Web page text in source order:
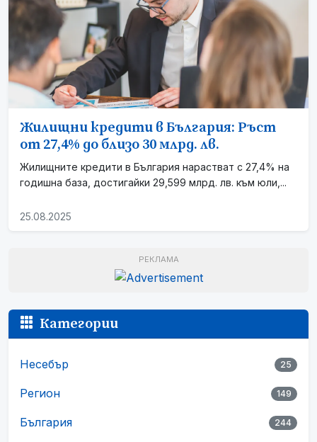
Жилищни кредити в България: Ръст
от 27,4% до близо 30 млрд. лв.
Жилищните кредити в България нарастват с 27,4% на
годишна база, достигайки 29,599 млрд. лв. към юли,...
25.08.2025
РЕКЛАМА
Категории
Несебър 25
Регион 149
България 244